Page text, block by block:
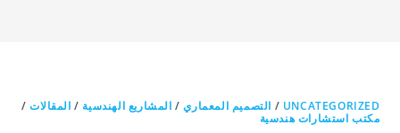
UNCATEGORIZED
/ التصميم المعماري/ المشاريع الهندسية / المقالات/
مكتب استشارات هندسية